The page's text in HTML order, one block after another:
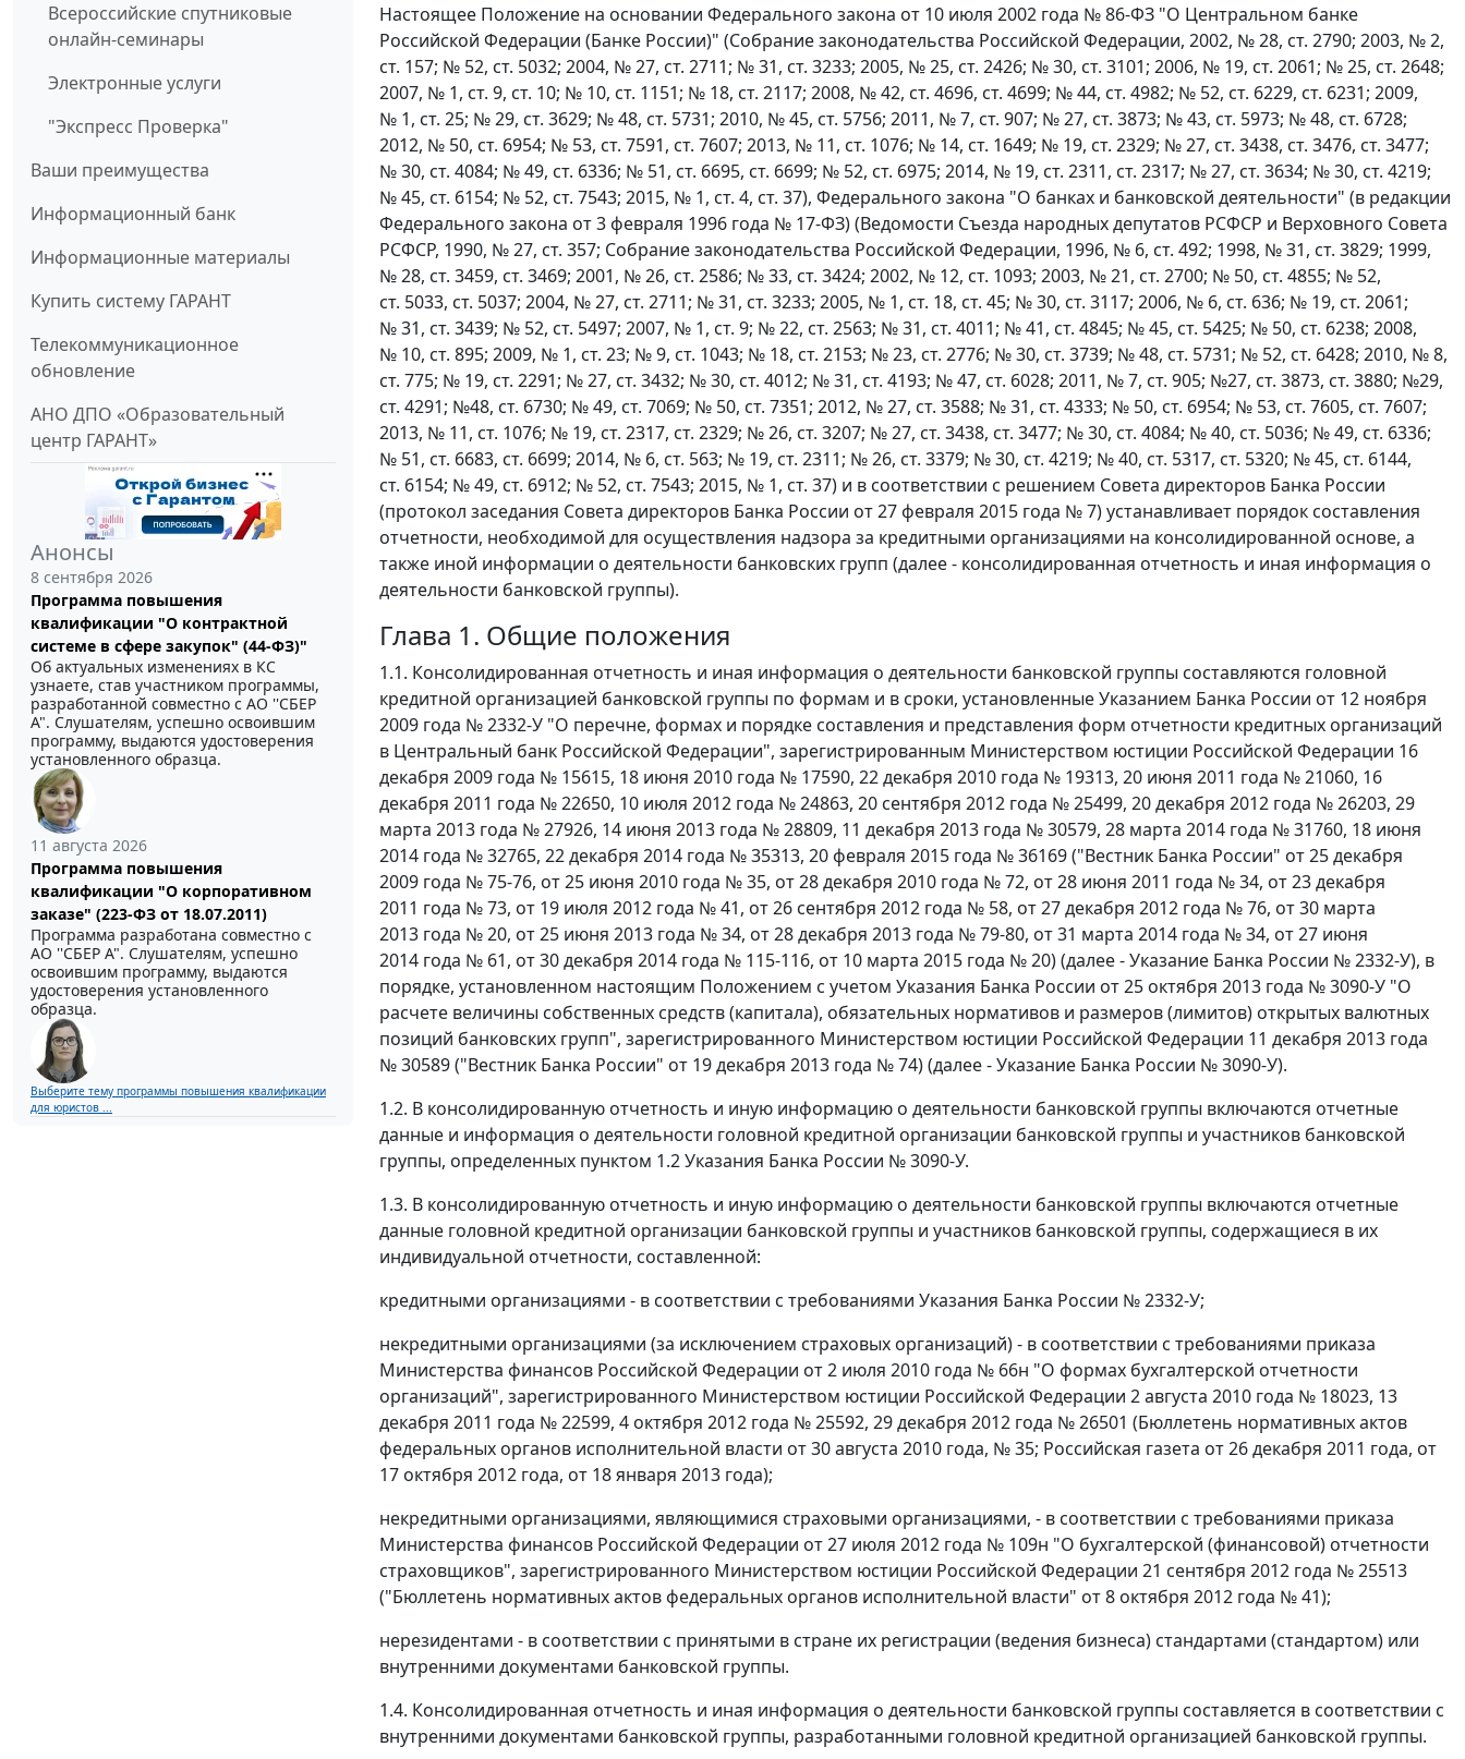
Всероссийские спутниковые
онлайн-семинары
Электронные услуги
"Экспресс Проверка"
Ваши преимущества
Информационный банк
Информационные материалы
Купить систему ГАРАНТ
Телекоммуникационное
обновление
АНО ДПО «Образовательный
центр ГАРАНТ»
Анонсы
8 сентября 2026
Программа повышения
квалификации "О контрактной
системе в сфере закупок" (44-ФЗ)"
Об актуальных изменениях в КС
узнаете, став участником программы,
разработанной совместно с АО ''СБЕР
А". Слушателям, успешно освоившим
программу, выдаются удостоверения
установленного образца.
11 августа 2026
Программа повышения
квалификации "О корпоративном
заказе" (223-ФЗ от 18.07.2011)
Программа разработана совместно с
АО ''СБЕР А". Слушателям, успешно
освоившим программу, выдаются
удостоверения установленного
образца.
Выберите тему программы повышения квалификации
для юристов ...
Настоящее Положение на основании Федерального закона от 10 июля 2002 года № 86-ФЗ "О Центральном банке
Российской Федерации (Банке России)" (Собрание законодательства Российской Федерации, 2002, № 28, ст. 2790; 2003, № 2,
ст. 157; № 52, ст. 5032; 2004, № 27, ст. 2711; № 31, ст. 3233; 2005, № 25, ст. 2426; № 30, ст. 3101; 2006, № 19, ст. 2061; № 25, ст. 2648;
2007, № 1, ст. 9, ст. 10; № 10, ст. 1151; № 18, ст. 2117; 2008, № 42, ст. 4696, ст. 4699; № 44, ст. 4982; № 52, ст. 6229, ст. 6231; 2009,
№ 1, ст. 25; № 29, ст. 3629; № 48, ст. 5731; 2010, № 45, ст. 5756; 2011, № 7, ст. 907; № 27, ст. 3873; № 43, ст. 5973; № 48, ст. 6728;
2012, № 50, ст. 6954; № 53, ст. 7591, ст. 7607; 2013, № 11, ст. 1076; № 14, ст. 1649; № 19, ст. 2329; № 27, ст. 3438, ст. 3476, ст. 3477;
№ 30, ст. 4084; № 49, ст. 6336; № 51, ст. 6695, ст. 6699; № 52, ст. 6975; 2014, № 19, ст. 2311, ст. 2317; № 27, ст. 3634; № 30, ст. 4219;
№ 45, ст. 6154; № 52, ст. 7543; 2015, № 1, ст. 4, ст. 37), Федерального закона "О банках и банковской деятельности" (в редакции
Федерального закона от 3 февраля 1996 года № 17-ФЗ) (Ведомости Съезда народных депутатов РСФСР и Верховного Совета
РСФСР, 1990, № 27, ст. 357; Собрание законодательства Российской Федерации, 1996, № 6, ст. 492; 1998, № 31, ст. 3829; 1999,
№ 28, ст. 3459, ст. 3469; 2001, № 26, ст. 2586; № 33, ст. 3424; 2002, № 12, ст. 1093; 2003, № 21, ст. 2700; № 50, ст. 4855; № 52,
ст. 5033, ст. 5037; 2004, № 27, ст. 2711; № 31, ст. 3233; 2005, № 1, ст. 18, ст. 45; № 30, ст. 3117; 2006, № 6, ст. 636; № 19, ст. 2061;
№ 31, ст. 3439; № 52, ст. 5497; 2007, № 1, ст. 9; № 22, ст. 2563; № 31, ст. 4011; № 41, ст. 4845; № 45, ст. 5425; № 50, ст. 6238; 2008,
№ 10, ст. 895; 2009, № 1, ст. 23; № 9, ст. 1043; № 18, ст. 2153; № 23, ст. 2776; № 30, ст. 3739; № 48, ст. 5731; № 52, ст. 6428; 2010, № 8,
ст. 775; № 19, ст. 2291; № 27, ст. 3432; № 30, ст. 4012; № 31, ст. 4193; № 47, ст. 6028; 2011, № 7, ст. 905; №27, ст. 3873, ст. 3880; №29,
ст. 4291; №48, ст. 6730; № 49, ст. 7069; № 50, ст. 7351; 2012, № 27, ст. 3588; № 31, ст. 4333; № 50, ст. 6954; № 53, ст. 7605, ст. 7607;
2013, № 11, ст. 1076; № 19, ст. 2317, ст. 2329; № 26, ст. 3207; № 27, ст. 3438, ст. 3477; № 30, ст. 4084; № 40, ст. 5036; № 49, ст. 6336;
№ 51, ст. 6683, ст. 6699; 2014, № 6, ст. 563; № 19, ст. 2311; № 26, ст. 3379; № 30, ст. 4219; № 40, ст. 5317, ст. 5320; № 45, ст. 6144,
ст. 6154; № 49, ст. 6912; № 52, ст. 7543; 2015, № 1, ст. 37) и в соответствии с решением Совета директоров Банка России
(протокол заседания Совета директоров Банка России от 27 февраля 2015 года № 7) устанавливает порядок составления
отчетности, необходимой для осуществления надзора за кредитными организациями на консолидированной основе, а
также иной информации о деятельности банковских групп (далее - консолидированная отчетность и иная информация о
деятельности банковской группы).
Глава 1. Общие положения
1.1. Консолидированная отчетность и иная информация о деятельности банковской группы составляются головной
кредитной организацией банковской группы по формам и в сроки, установленные Указанием Банка России от 12 ноября
2009 года № 2332-У "О перечне, формах и порядке составления и представления форм отчетности кредитных организаций
в Центральный банк Российской Федерации", зарегистрированным Министерством юстиции Российской Федерации 16
декабря 2009 года № 15615, 18 июня 2010 года № 17590, 22 декабря 2010 года № 19313, 20 июня 2011 года № 21060, 16
декабря 2011 года № 22650, 10 июля 2012 года № 24863, 20 сентября 2012 года № 25499, 20 декабря 2012 года № 26203, 29
марта 2013 года № 27926, 14 июня 2013 года № 28809, 11 декабря 2013 года № 30579, 28 марта 2014 года № 31760, 18 июня
2014 года № 32765, 22 декабря 2014 года № 35313, 20 февраля 2015 года № 36169 ("Вестник Банка России" от 25 декабря
2009 года № 75-76, от 25 июня 2010 года № 35, от 28 декабря 2010 года № 72, от 28 июня 2011 года № 34, от 23 декабря
2011 года № 73, от 19 июля 2012 года № 41, от 26 сентября 2012 года № 58, от 27 декабря 2012 года № 76, от 30 марта
2013 года № 20, от 25 июня 2013 года № 34, от 28 декабря 2013 года № 79-80, от 31 марта 2014 года № 34, от 27 июня
2014 года № 61, от 30 декабря 2014 года № 115-116, от 10 марта 2015 года № 20) (далее - Указание Банка России № 2332-У), в
порядке, установленном настоящим Положением с учетом Указания Банка России от 25 октября 2013 года № 3090-У "О
расчете величины собственных средств (капитала), обязательных нормативов и размеров (лимитов) открытых валютных
позиций банковских групп", зарегистрированного Министерством юстиции Российской Федерации 11 декабря 2013 года
№ 30589 ("Вестник Банка России" от 19 декабря 2013 года № 74) (далее - Указание Банка России № 3090-У).
1.2. В консолидированную отчетность и иную информацию о деятельности банковской группы включаются отчетные
данные и информация о деятельности головной кредитной организации банковской группы и участников банковской
группы, определенных пунктом 1.2 Указания Банка России № 3090-У.
1.3. В консолидированную отчетность и иную информацию о деятельности банковской группы включаются отчетные
данные головной кредитной организации банковской группы и участников банковской группы, содержащиеся в их
индивидуальной отчетности, составленной:
кредитными организациями - в соответствии с требованиями Указания Банка России № 2332-У;
некредитными организациями (за исключением страховых организаций) - в соответствии с требованиями приказа
Министерства финансов Российской Федерации от 2 июля 2010 года № 66н "О формах бухгалтерской отчетности
организаций", зарегистрированного Министерством юстиции Российской Федерации 2 августа 2010 года № 18023, 13
декабря 2011 года № 22599, 4 октября 2012 года № 25592, 29 декабря 2012 года № 26501 (Бюллетень нормативных актов
федеральных органов исполнительной власти от 30 августа 2010 года, № 35; Российская газета от 26 декабря 2011 года, от
17 октября 2012 года, от 18 января 2013 года);
некредитными организациями, являющимися страховыми организациями, - в соответствии с требованиями приказа
Министерства финансов Российской Федерации от 27 июля 2012 года № 109н "О бухгалтерской (финансовой) отчетности
страховщиков", зарегистрированного Министерством юстиции Российской Федерации 21 сентября 2012 года № 25513
("Бюллетень нормативных актов федеральных органов исполнительной власти" от 8 октября 2012 года № 41);
нерезидентами - в соответствии с принятыми в стране их регистрации (ведения бизнеса) стандартами (стандартом) или
внутренними документами банковской группы.
1.4. Консолидированная отчетность и иная информация о деятельности банковской группы составляется в соответствии с
внутренними документами банковской группы, разработанными головной кредитной организацией банковской группы.